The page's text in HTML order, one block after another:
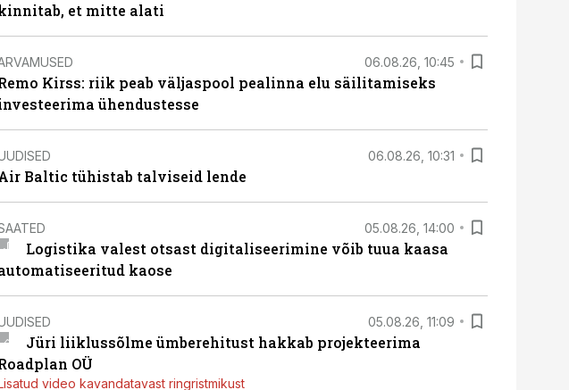
et mitte alati
06.08.26, 10:45
Kirss: riik peab väljaspool pealinna elu säilitamiseks
ühendustesse
06.08.26, 10:31
Baltic tühistab talviseid lende
05.08.26, 14:00
Logistika valest otsast digitaliseerimine võib tuua kaasa
kaose
05.08.26, 11:09
Jüri liiklussõlme ümberehitust hakkab projekteerima
OÜ
video kavandatavast ringristmikust